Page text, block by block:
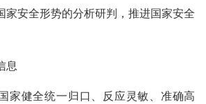
家安全形势的分析研判，推进国家安全
息
健全统一归口、反应灵敏、准确高